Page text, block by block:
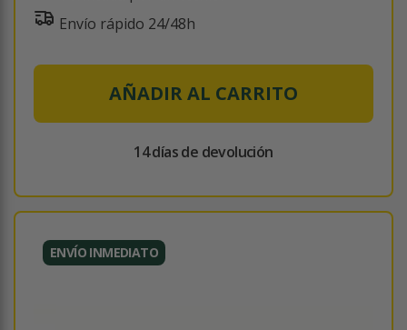
Envío rápido 24/48h
AÑADIR AL CARRITO
14 días de devolución
ENVÍO INMEDIATO